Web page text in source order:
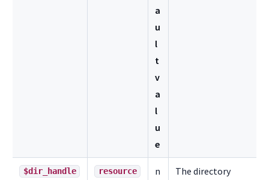
a
u
l
t
v
a
l
u
e
$dir_handle resource
n
The directory